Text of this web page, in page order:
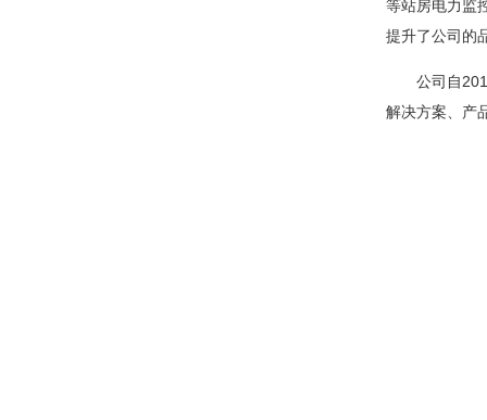
等站房电力监
提升了公司的
公司自2012
解决方案、产